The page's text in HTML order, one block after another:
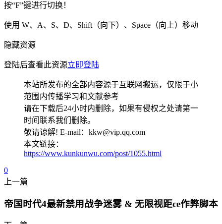
按“F”键进行切换！
使用 W、A、S、D、Shift（向下）、Space（向上）移动
隐藏资源
登陆后查看此资源立即登陆
本站所发布的全部内容源于互联网搬运，仅限于小
范围内传播学习和文献参考
请在下载后24小时内删除，如果有侵权之处请第一
时间联系我们删除。
敬请谅解! E-mail：kkw@vip.qq.com
本文链接：
https://www.kunkunwu.com/post/1055.html
0
上一篇
帝国时代4最新禁用战争迷雾 & 无限视距ce作弊脚本